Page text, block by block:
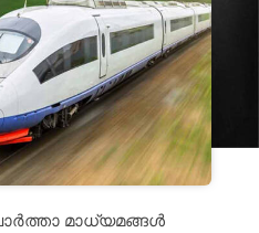
മാധ്യമങ്ങൾ